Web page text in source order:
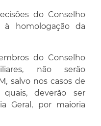
do Conselho
à homologação da
do Conselho
não serão
salvo nos casos de
quais, deverão ser
Geral, por maioria